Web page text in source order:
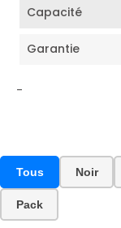
Capacité
Garantie
-
Tous Noir
Pack